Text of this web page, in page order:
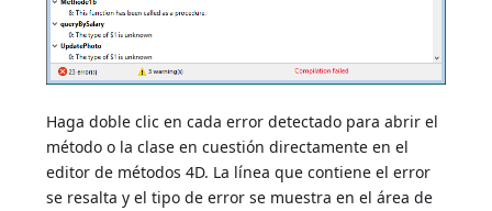
Haga doble clic en cada error detectado para abrir el
método o la clase en cuestión directamente en el
editor de métodos 4D. La línea que contiene el error
se resalta y el tipo de error se muestra en el área de